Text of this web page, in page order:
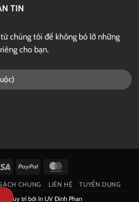
TIN
chúng tôi để không bỏ lỡ những
cho bạn.
Visa PayPal
CHUNG LIÊN HỆ TUYỂN DỤNG
và duy trì bởi In UV Đinh Phan